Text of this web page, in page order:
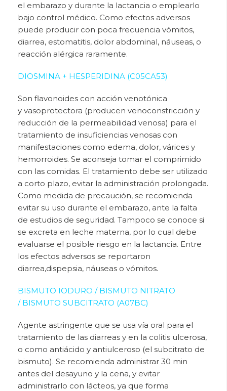
el embarazo y durante la lactancia o emplearlo
bajo control médico. Como efectos adversos
puede producir con poca frecuencia vómitos,
diarrea, estomatitis, dolor abdominal, náuseas, o
reacción alérgica raramente.
DIOSMINA + HESPERIDINA (C05CA53)
Son flavonoides con acción venotónica
y vasoprotectora (producen venoconstricción y
reducción de la permeabilidad venosa) para el
tratamiento de insuficiencias venosas con
manifestaciones como edema, dolor, várices y
hemorroides. Se aconseja tomar el comprimido
con las comidas. El tratamiento debe ser utilizado
a corto plazo, evitar la administración prolongada.
Como medida de precaución, se recomienda
evitar su uso durante el embarazo, ante la falta
de estudios de seguridad. Tampoco se conoce si
se excreta en leche materna, por lo cual debe
evaluarse el posible riesgo en la lactancia. Entre
los efectos adversos se reportaron
diarrea,dispepsia, náuseas o vómitos.
BISMUTO IODURO / BISMUTO NITRATO
/ BISMUTO SUBCITRATO (A07BC)
Agente astringente que se usa vía oral para el
tratamiento de las diarreas y en la colitis ulcerosa,
o como antiácido y antiulceroso (el subcitrato de
bismuto). Se recomienda administrar 30 min
antes del desayuno y la cena, y evitar
administrarlo con lácteos, ya que forma